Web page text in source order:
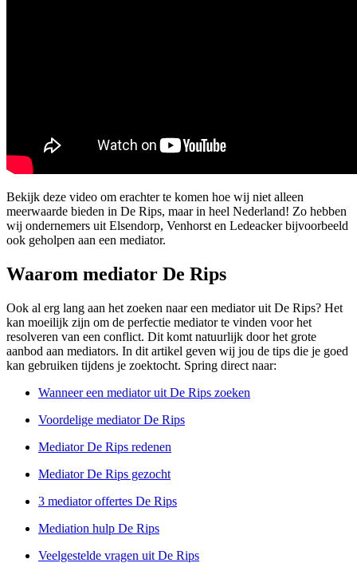
Bekijk deze video om erachter te komen hoe wij niet alleen
meerwaarde bieden in De Rips, maar in heel Nederland! Zo hebben
wij ondernemers uit Elsendorp, Venhorst en Ledeacker bijvoorbeeld
ook geholpen aan een mediator.
Waarom mediator De Rips
Ook al erg lang aan het zoeken naar een mediator uit De Rips? Het
kan moeilijk zijn om de perfectie mediator te vinden voor het
resolveren van een conflict. Dit komt natuurlijk door het grote
aanbod aan mediators. In dit artikel geven wij jou de tips die je goed
kan gebruiken tijdens je zoektocht. Spring direct naar:
Wanneer een mediator uit De Rips zoeken
Voordelige mediator De Rips
Mediator De Rips redenen
Mediator De Rips gezocht
3 mediator offertes De Rips
Mediation hulp De Rips
Veelgestelde vragen uit De Rips